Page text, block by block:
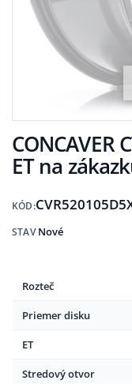
CONCAVER
ET na
KÓD:
STAV Nové
Rozteč
Priemer disku
ET
Stredový otvor